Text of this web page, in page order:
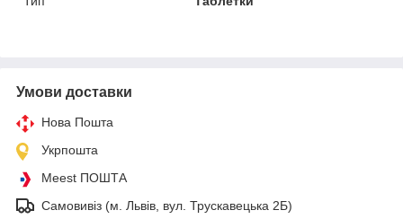
Умови доставки
Нова Пошта
Укрпошта
Meest ПОШТА
Самовивіз (м. Львів, вул. Трускавецька 2Б)